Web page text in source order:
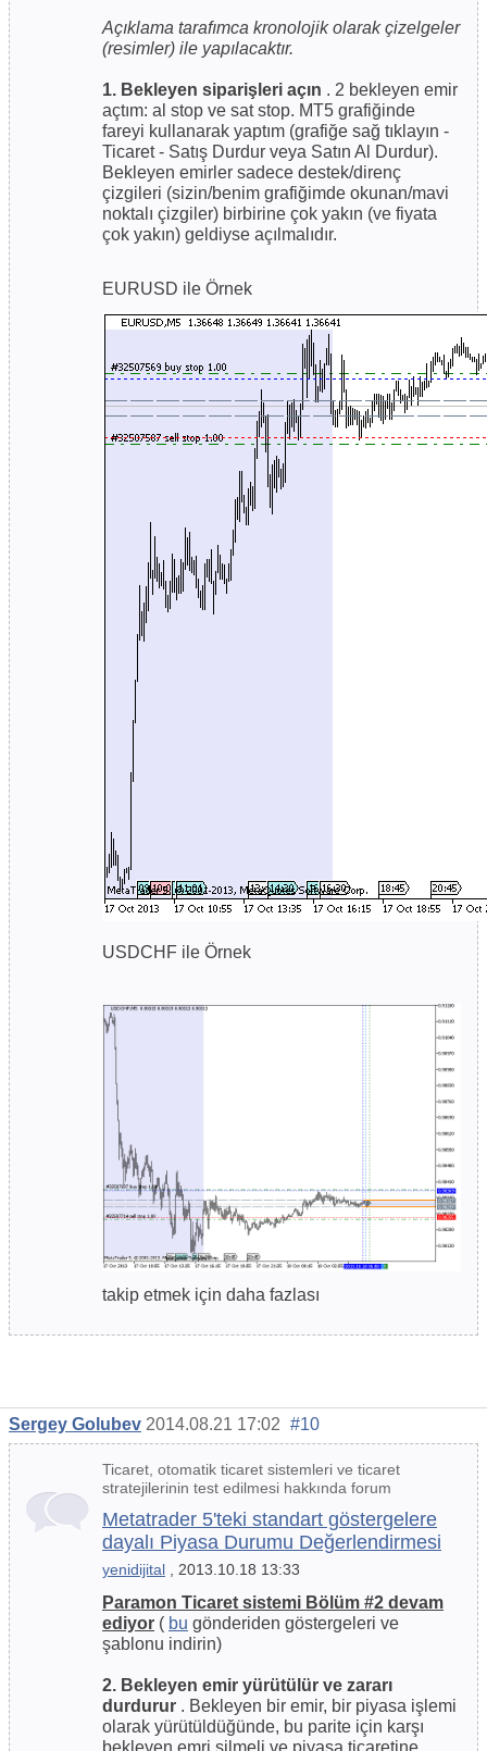
Açıklama tarafımca kronolojik olarak çizelgeler
(resimler) ile yapılacaktır.
1. Bekleyen siparişleri açın . 2 bekleyen emir
açtım: al stop ve sat stop. MT5 grafiğinde
fareyi kullanarak yaptım (grafiğe sağ tıklayın -
Ticaret - Satış Durdur veya Satın Al Durdur).
Bekleyen emirler sadece destek/direnç
çizgileri (sizin/benim grafiğimde okunan/mavi
noktalı çizgiler) birbirine çok yakın (ve fiyata
çok yakın) geldiyse açılmalıdır.
EURUSD ile Örnek
USDCHF ile Örnek
takip etmek için daha fazlası
Sergey Golubev 2014.08.21 17:02 #10
Ticaret, otomatik ticaret sistemleri ve ticaret
stratejilerinin test edilmesi hakkında forum
Metatrader 5'teki standart göstergelere
dayalı Piyasa Durumu Değerlendirmesi
yenidijital , 2013.10.18 13:33
Paramon Ticaret sistemi Bölüm #2 devam
ediyor ( bu gönderiden göstergeleri ve
şablonu indirin)
2. Bekleyen emir yürütülür ve zararı
durdurur . Bekleyen bir emir, bir piyasa işlemi
olarak yürütüldüğünde, bu parite için karşı
bekleyen emri silmeli ve piyasa ticaretine